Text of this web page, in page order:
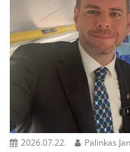
2026.07.22. Palinkas